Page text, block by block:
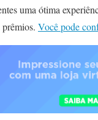
uma ótima
Você pode